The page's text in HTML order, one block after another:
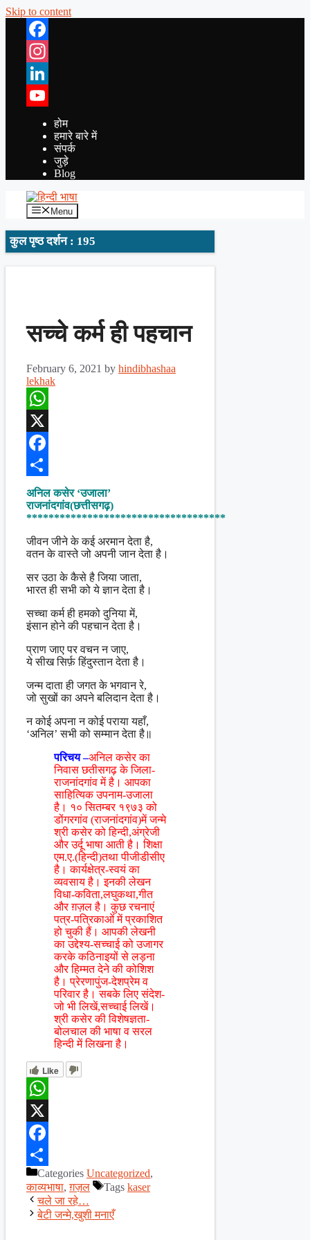
Skip to content
Facebook
Instagram
LinkedIn
YouTube
होम
हमारे बारे में
संपर्क
जुड़े
Blog
Menu
कुल पृष्ठ दर्शन : 195
सच्चे कर्म ही पहचान
February 6, 2021 by hindibhashaa
lekhak
WhatsApp
X
Facebook
Share
अनिल कसेर ‘उजाला’
राजनांदगांव(छत्तीसगढ़)
************************************
जीवन जीने के कई अरमान देता है,
वतन के वास्ते जो अपनी जान देता है।
सर उठा के कैसे है जिया जाता,
भारत ही सभी को ये ज्ञान देता है।
सच्चा कर्म ही हमको दुनिया में,
इंसान होने की पहचान देता है।
प्राण जाए पर वचन न जाए,
ये सीख सिर्फ़ हिंदुस्तान देता है।
जन्म दाता ही जगत के भगवान रे,
जो सुखों का अपने बलिदान देता है।
न कोई अपना न कोई पराया यहाँ,
‘अनिल’ सभी को सम्मान देता है॥
परिचय –अनिल कसेर का
निवास छतीसगढ़ के जिला-
राजनांदगांव में है। आपका
साहित्यिक उपनाम-उजाला
है। १० सितम्बर १९७३ को
डोंगरगांव (राजनांदगांव)में जन्मे
श्री कसेर को हिन्दी,अंग्रेजी
और उर्दू भाषा आती है। शिक्षा
एम.ए.(हिन्दी)तथा पीजीडीसीए
है। कार्यक्षेत्र-स्वयं का
व्यवसाय है। इनकी लेखन
विधा-कविता,लघुकथा,गीत
और ग़ज़ल है। कुछ रचनाएं
पत्र-पत्रिकाओं में प्रकाशित
हो चुकी हैं। आपकी लेखनी
का उद्देश्य-सच्चाई को उजागर
करके कठिनाइयों से लड़ना
और हिम्मत देने की कोशिश
है। प्रेरणापुंज-देशप्रेम व
परिवार है। सबके लिए संदेश-
जो भी लिखें,सच्चाई लिखें।
श्री कसेर की विशेषज्ञता-
बोलचाल की भाषा व सरल
हिन्दी में लिखना है।
Like
WhatsApp
X
Facebook
ShareCategories Uncategorized,
काव्यभाषा,ग़ज़ल Tags kaser
चले जा रहे…
बेटी जन्मे,खुशी मनाएँ